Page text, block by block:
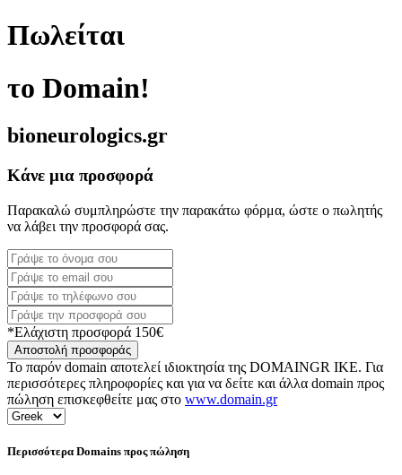
Πωλείται
το Domain!
bioneurologics.gr
Κάνε μια προσφορά
Παρακαλώ συμπληρώστε την παρακάτω φόρμα, ώστε ο πωλητής
να λάβει την προσφορά σας.
*Ελάχιστη προσφορά 150€
Αποστολή προσφοράς
Το παρόν domain αποτελεί ιδιοκτησία της DOMAINGR ΙΚΕ. Για
περισσότερες πληροφορίες και για να δείτε και άλλα domain προς
πώληση επισκεφθείτε μας στο www.domain.gr
Περισσότερα Domains προς πώληση